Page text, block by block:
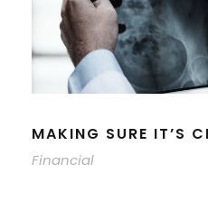
MAKING SURE IT’S
Financial